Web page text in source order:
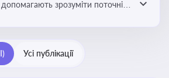
зрозуміти поточні
Усі публікації